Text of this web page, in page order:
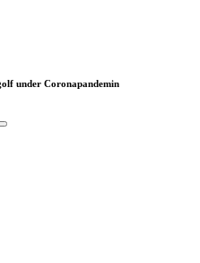
under Coronapandemin